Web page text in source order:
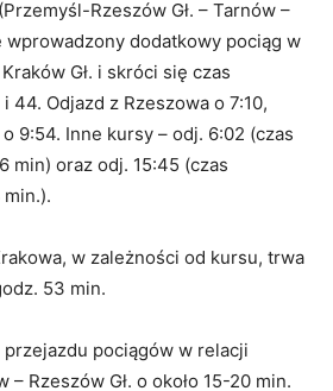
Rzeszów Gł. – Tarnów –
wprowadzony dodatkowy pociąg w
Gł. i skróci się czas
44. Odjazd z Rzeszowa o 7:10,
9:54. Inne kursy – odj. 6:02 (czas
min) oraz odj. 15:45 (czas
w zależności od kursu, trwa
53 min.
pociągów w relacji
– Rzeszów Gł. o około 15-20 min.